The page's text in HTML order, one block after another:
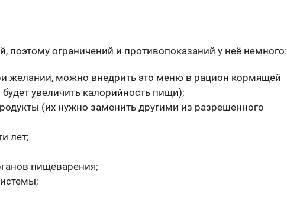
поэтому ограничений и противопоказаний у неё немного:
желании, можно внедрить это меню в рацион кормящей
увеличить калорийность пищи);
(их нужно заменить другими из разрешенного
лет;
пищеварения;